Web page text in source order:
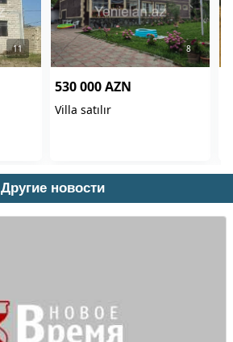
Другие новости